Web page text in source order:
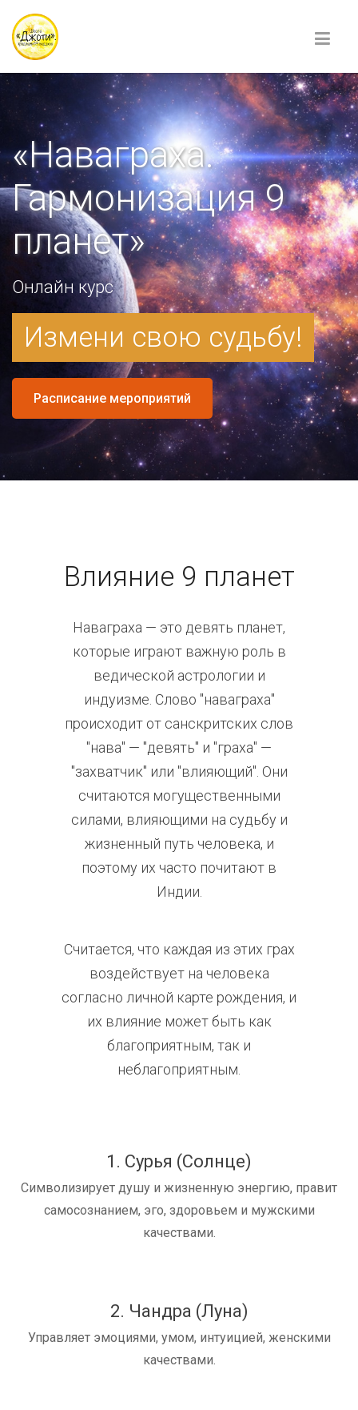
«Наваграха.
Гармонизация 9
планет»
Онлайн курс
Измени свою судьбу!
Расписание мероприятий
Влияние 9 планет
Наваграха — это девять планет,
которые играют важную роль в
ведической астрологии и
индуизме. Слово "наваграха"
происходит от санскритских слов
"нава" — "девять" и "граха" —
"захватчик" или "влияющий". Они
считаются могущественными
силами, влияющими на судьбу и
жизненный путь человека, и
поэтому их часто почитают в
Индии.
Считается, что каждая из этих грах
воздействует на человека
согласно личной карте рождения, и
их влияние может быть как
благоприятным, так и
неблагоприятным.
1. Сурья (Солнце)
Символизирует душу и жизненную энергию, правит
самосознанием, эго, здоровьем и мужскими
качествами.
2. Чандра (Луна)
Управляет эмоциями, умом, интуицией, женскими
качествами.